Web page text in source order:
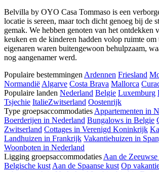
Belvilla by OYO Casa Tommaso is een
locatie is sereen, maar toch dicht genoeg bij de
gemak. We hebben genoten van het ontdekken
keuken en de kinderen hadden volop ruimte om
eigenaren waren buitengewoon behulpzaam,
nog aangenamer werd.
Populaire bestemmingen Ardennen Friesland
Normandië Algarve Costa Brava Mallorca
Populaire landen Nederland Belgie Luxemburg
Tsjechie ItalieZwitserland Oostenrijk
Type groepsaccommodaties Appartementen in
Boerderijen in Nederland Bungalows in Belgie
Zwitserland Cottages in Verenigd Koninkrijk
Landhuizen in Frankrijk Vakantiehuizen in
Woonboten in Nederland
Ligging groepsaccommodaties Aan de
Belgische kust Aan de Spaanse kust Op